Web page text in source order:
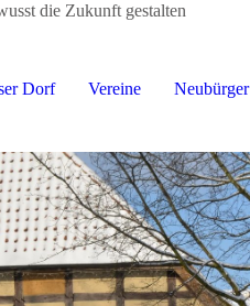
die Zukunft gestalten
Dorf Vereine Neubürger